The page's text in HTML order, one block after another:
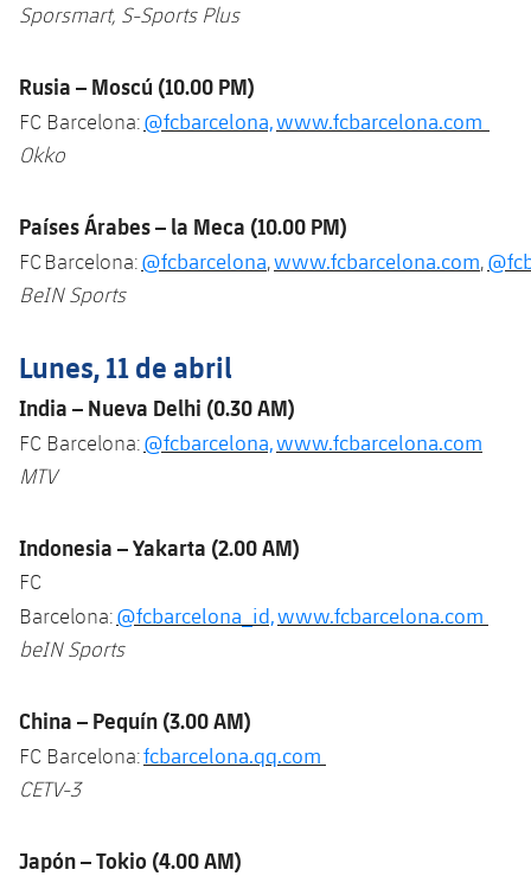
Sporsmart, S-Sports Plus
Rusia – Moscú (10.00 PM)
FC Barcelona:@fcbarcelona,www.fcbarcelona.com
Okko
Países Árabes – la Meca (10.00 PM)
FC Barcelona:@fcbarcelona,www.fcbarcelona.com,
BeIN Sports
Lunes, 11 de abril
India – Nueva Delhi (0.30 AM)
FC Barcelona:@fcbarcelona,www.fcbarcelona.com
MTV
Indonesia – Yakarta (2.00 AM)
FC
Barcelona:@fcbarcelona_id,www.fcbarcelona.com
beIN Sports
China – Pequín (3.00 AM)
FC Barcelona:fcbarcelona.qq.com
CETV-3
Japón– Tokio (4.00 AM)